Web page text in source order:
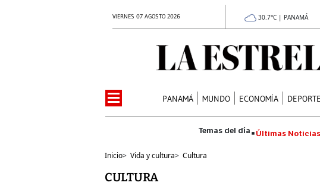
VIERNES 07 AGOSTO 2026 30.7°C | PANAMÁ
PANAMÁ MUNDO ECONOMÍA
Últimas Noticias
Inicio> Vida y cultura> Cultura
CULTURA